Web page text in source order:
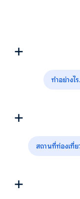
สถานที่ท่องเที่ย